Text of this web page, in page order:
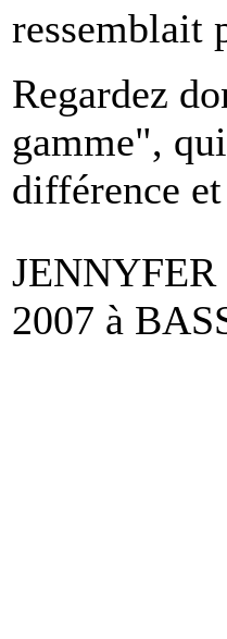
ressemblait
Regardez
gamme",
différence
2007 à